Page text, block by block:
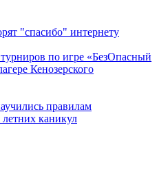
"спасибо" интернету
по игре «БезОпасный
Кенозерского
правилам
летних каникул